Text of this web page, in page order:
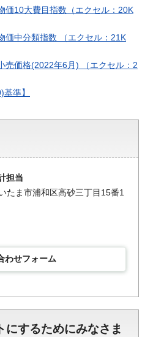
10大費目指数（エクセル：20K
中分類指数 （エクセル：21K
価格(2022年6月) （エクセル：2
準】
担当
たま市浦和区高砂三丁目15番1
わせフォーム
にするためにみなさま